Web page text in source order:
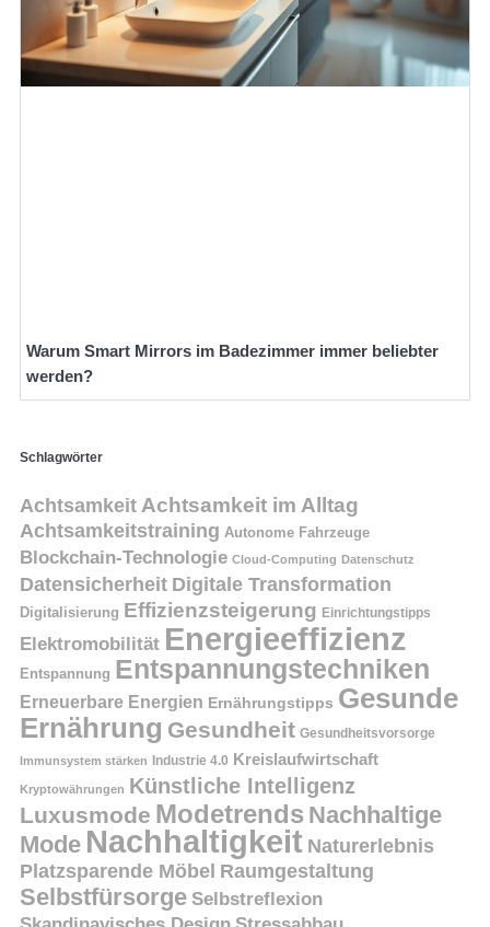
Warum Smart Mirrors im Badezimmer immer beliebter
werden?
Schlagwörter
AchtsamkeitAchtsamkeit im Alltag
Achtsamkeitstraining Autonome Fahrzeuge
Blockchain-Technologie Cloud-Computing Datenschutz
Datensicherheit Digitale Transformation
Digitalisierung Effizienzsteigerung Einrichtungstipps
Elektromobilität Energieeffizienz
Entspannung Entspannungstechniken
Erneuerbare Energien Ernährungstipps Gesunde
Ernährung Gesundheit Gesundheitsvorsorge
Immunsystem stärken Industrie 4.0 Kreislaufwirtschaft
Kryptowährungen Künstliche Intelligenz
Luxusmode Modetrends Nachhaltige
Mode Nachhaltigkeit Naturerlebnis
Platzsparende Möbel Raumgestaltung
Selbstfürsorge Selbstreflexion